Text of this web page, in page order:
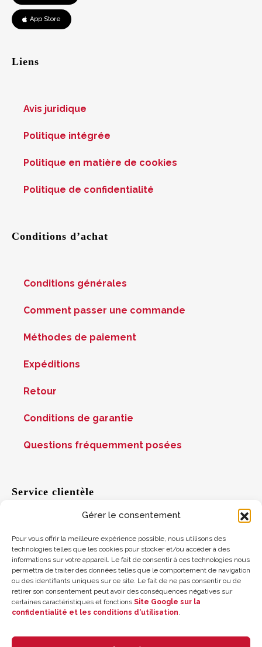
Gérer le consentement
Pour vous offrir la meilleure expérience possible, nous utilisons des
technologies telles que les cookies pour stocker et/ou accéder à des
informations sur votre appareil. Le fait de consentir à ces technologies nous
permettra de traiter des données telles que le comportement de navigation
ou des identifiants uniques sur ce site. Le fait de ne pas consentir ou de
retirer son consentement peut avoir des conséquences négatives sur
certaines caractéristiques et fonctions.Site Google sur la
confidentialité et les conditions d'utilisation.
App Store
Liens
Avis juridique
Politique intégrée
Politique en matière de cookies
Politique de confidentialité
Conditions d’achat
Conditions générales
Comment passer une commande
Méthodes de paiement
Expéditions
Retour
Conditions de garantie
Questions fréquemment posées
Service clientèle
Aide
Suggestions
Où nous trouver